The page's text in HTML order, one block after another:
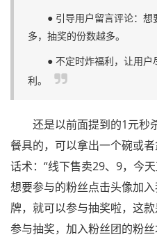
● 引导用户留言评论：想
多，抽奖的份数越多。
● 不定时炸福利，让用户
利。
还是以前面提到的1元秒
餐具的，可以拿出一个碗或
话术：“线下售卖29、9，今
想要参与的粉丝点击头像加
牌，就可以参与抽奖啦，这
参与抽奖，加入粉丝团的粉